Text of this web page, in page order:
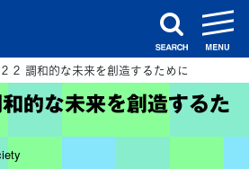
search
２ 調和的な未来を創造するために
的な未来を創造するた